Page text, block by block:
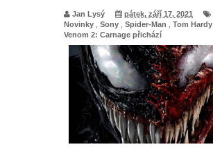
Jan Lysý pátek, září 17, 2021
Novinky
Sony Spider-Man Tom Hardy
Venom 2: Carnage přichází